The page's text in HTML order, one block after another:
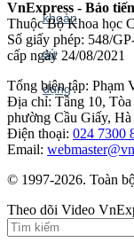
VnExpress - Báo
Thuộc Bộ Khoa học
Số giấy phép: 548/
cấp ngày 24/08/2021
Tổng biên tập: Phạm
Địa chỉ: Tầng 10, Tòa
phường Cầu Giấy,
Điện thoại: 024 7300
Email:
© 1997-2026. Toàn
Theo dõi Video